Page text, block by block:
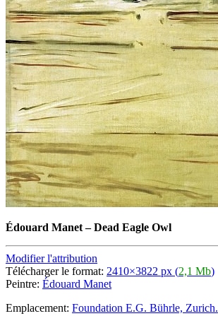
Édouard Manet–Dead Eagle Owl
Modifier l'attribution
Télécharger le format: 2410×3822 px (2,1 Mb)
Peintre: Édouard Manet
Emplacement: Foundation E.G. Bührle, Zurich.